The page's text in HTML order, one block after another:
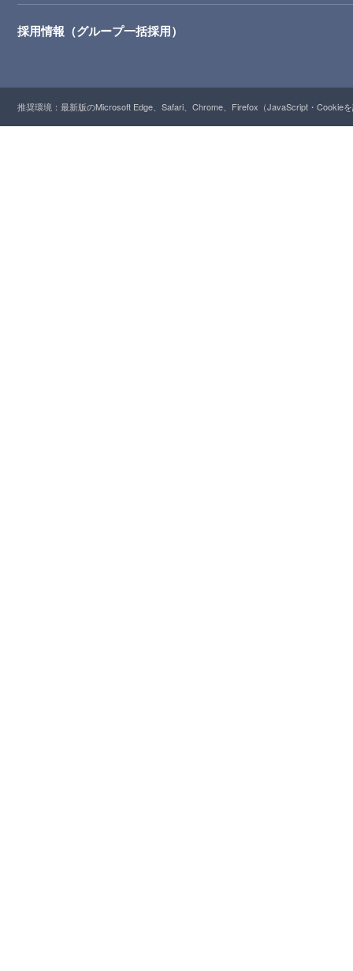
採用情報（グループ一括採用）
推奨環境：最新版のMicrosoft Edge、Safari、Chrome、Firefox（JavaScript・Cookie